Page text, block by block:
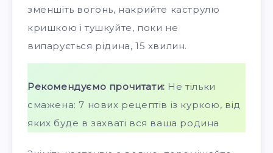
зменшіть вогонь, накрийте каструлю
кришкою і тушкуйте, поки не
випарується рідина, 15 хвилин.
Рекомендуємо прочитати: Не тільки
смажена: 7 нових рецептів із куркою, від
яких буде в захваті вся ваша родина